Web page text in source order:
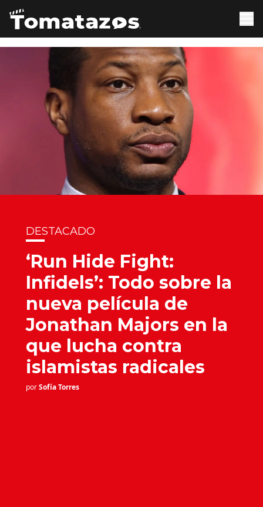
DESTACADO
‘Run Hide Fight:
Infidels’: Todo sobre la
nueva película de
Jonathan Majors en la
que lucha contra
islamistas radicales
porSofía Torres